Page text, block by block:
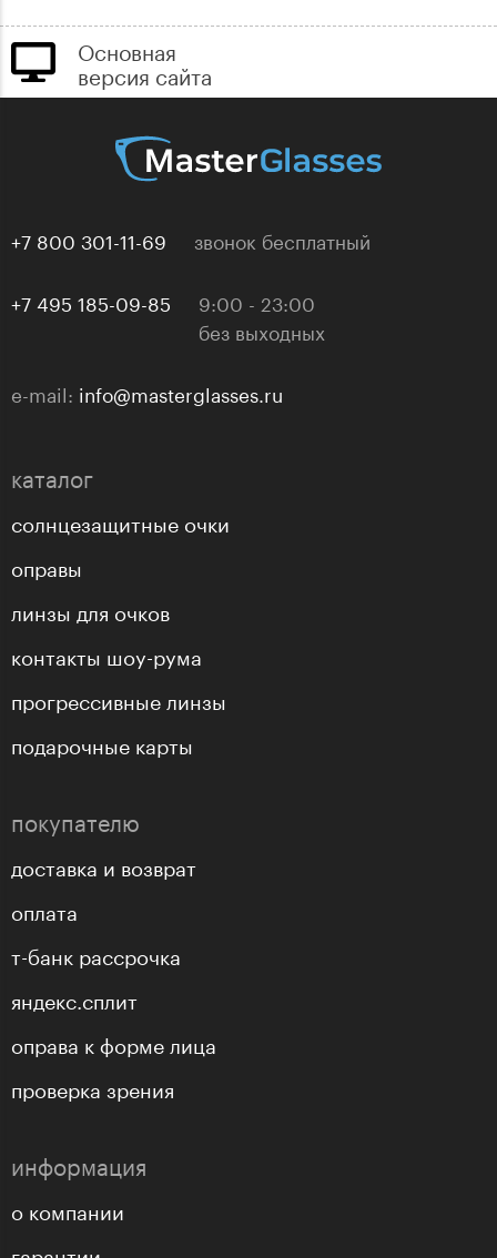
Основная
версия сайта
+7 800 301-11-69 звонок бесплатный
+7 495 185-09-85
9:00 - 23:00
без выходных
e-mail: info@masterglasses.ru
каталог
солнцезащитные очки
оправы
линзы для очков
контакты шоу-рума
прогрессивные линзы
подарочные карты
покупателю
доставка и возврат
оплата
т-банк рассрочка
яндекс.сплит
оправа к форме лица
проверка зрения
информация
о компании